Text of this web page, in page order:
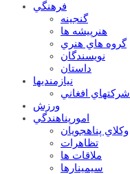
فرهنگي
گنجينه
هنرپيشه ها
گروه هاي هنري
نويسندگان
داستان
نيازمنديها
شرکتهاي افغاني
ورزش
امورپناهندگي
وکلاي پناهجويان
تظاهرات
ملاقات ها
سيمينارها